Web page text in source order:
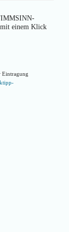
einem Klick